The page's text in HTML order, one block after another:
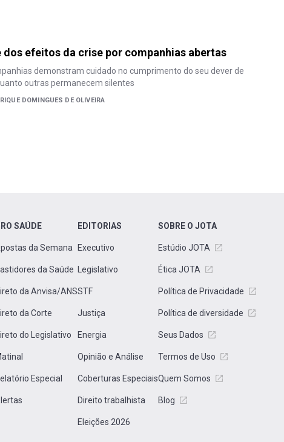
dos efeitos da crise por companhias abertas
demonstram cuidado no cumprimento do seu dever de
outras permanecem silentes
DOMINGUES DE OLIVEIRA
SAÚDE
da Semana
da Saúde
da Anvisa/ANS
da Corte
do Legislativo
Especial
EDITORIAS
Executivo
Legislativo
STF
Justiça
Energia
Opinião e Análise
Coberturas Especiais
Direito trabalhista
Eleições 2026
SOBRE O JOTA
Estúdio JOTA
Ética JOTA
Política de Privacidade
Política de diversidade
Seus Dados
Termos de Uso
Quem Somos
Blog